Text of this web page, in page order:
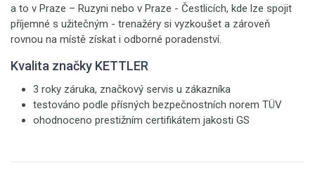
a to v Praze – Ruzyni nebo v Praze - Čestlicích, kde lze spojit
příjemné s užitečným - trenažéry si vyzkoušet a zároveň
rovnou na místě získat i odborné poradenství.
Kvalita značky KETTLER
3 roky záruka, značkový servis u zákazníka
testováno podle přísných bezpečnostních norem TÜV
ohodnoceno prestižním certifikátem jakosti GS